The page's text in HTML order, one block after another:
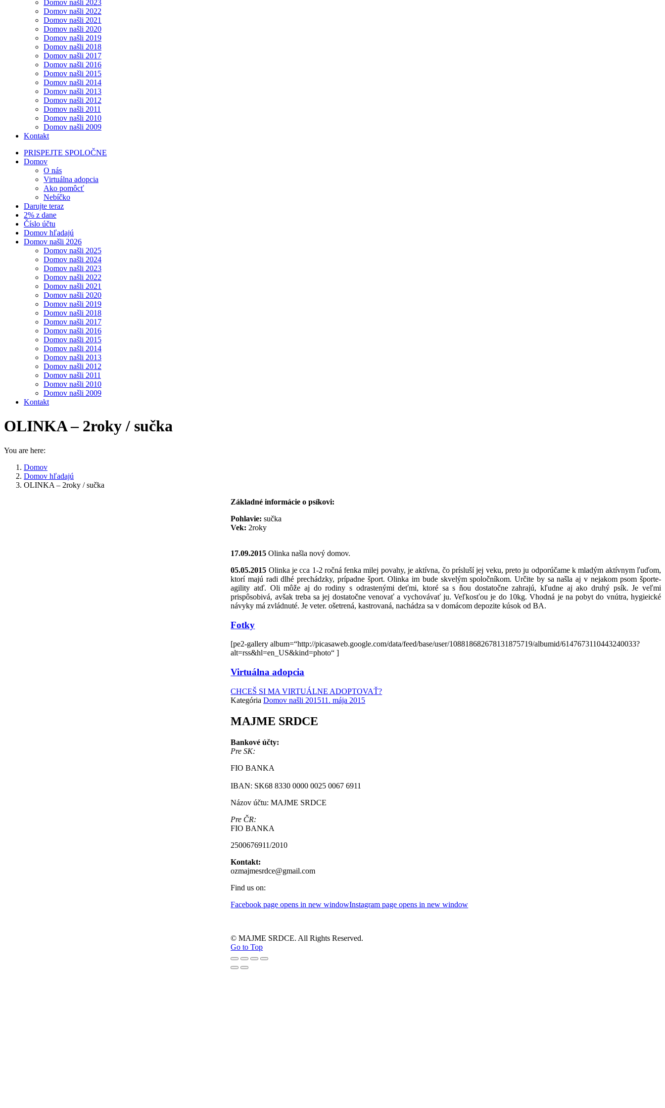
Domov našli 2023
Domov našli 2022
Domov našli 2021
Domov našli 2020
Domov našli 2019
Domov našli 2018
Domov našli 2017
Domov našli 2016
Domov našli 2015
Domov našli 2014
Domov našli 2013
Domov našli 2012
Domov našli 2011
Domov našli 2010
Domov našli 2009
Kontakt
PRISPEJTE SPOLOČNE
Domov
O nás
Virtuálna adopcia
Ako pomôcť
Nebíčko
Darujte teraz
2% z dane
Číslo účtu
Domov hľadajú
Domov našli 2026
Domov našli 2025
Domov našli 2024
Domov našli 2023
Domov našli 2022
Domov našli 2021
Domov našli 2020
Domov našli 2019
Domov našli 2018
Domov našli 2017
Domov našli 2016
Domov našli 2015
Domov našli 2014
Domov našli 2013
Domov našli 2012
Domov našli 2011
Domov našli 2010
Domov našli 2009
Kontakt
OLINKA – 2roky / sučka
You are here:
Domov
Domov hľadajú
OLINKA – 2roky / sučka
Základné informácie o psíkovi:
Pohlavie: sučka
Vek: 2roky
17.09.2015 Olinka našla nový domov.
05.05.2015 Olinka je cca 1-2 ročná fenka milej povahy, je aktívna, čo prísluší jej veku, preto ju odporúčame k mladým aktívnym ľuďom,
ktorí majú radi dlhé prechádzky, prípadne šport. Olinka im bude skvelým spoločníkom. Určite by sa našla aj v nejakom psom športe-
agility atď. Oli môže aj do rodiny s odrastenými deťmi, ktoré sa s ňou dostatočne zahrajú, kľudne aj ako druhý psík. Je veľmi
prispôsobivá, avšak treba sa jej dostatočne venovať a vychovávať ju. Veľkosťou je do 10kg. Vhodná je na pobyt do vnútra, hygieické
návyky má zvládnuté. Je veter. ošetrená, kastrovaná, nachádza sa v domácom depozite kúsok od BA.
Fotky
[pe2-gallery album=“http://picasaweb.google.com/data/feed/base/user/108818682678131875719/albumid/6147673110443240033?
alt=rss&hl=en_US&kind=photo“ ]
Virtuálna adopcia
CHCEŠ SI MA VIRTUÁLNE ADOPTOVAŤ?
KategóriaDomov našli 201511. mája 2015
MAJME SRDCE
Bankové účty:
Pre SK:
FIO BANKA
IBAN: SK68 8330 0000 0025 0067 6911
Názov účtu: MAJME SRDCE
Pre ČR:
FIO BANKA
2500676911/2010
Kontakt:
ozmajmesrdce@gmail.com
Find us on:
Facebook page opens in new windowInstagram page opens in new window
© MAJME SRDCE. All Rights Reserved.
Go to Top